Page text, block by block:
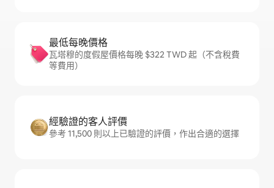
最低每晚價格
瓦塔穆的度假屋價格每晚 $322 TWD 起（不含稅費
等費用）
經驗證的客人評價
參考 11,500 則以上已驗證的評價，作出合適的選擇